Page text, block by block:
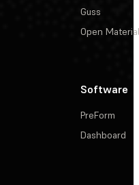
Guss
Open
Software
PreForm
Dashboard